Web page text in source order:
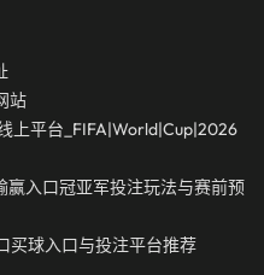
站
上平台_FIFA|World|Cup|2026
入口冠亚军投注玩法与赛前预
买球入口与投注平台推荐